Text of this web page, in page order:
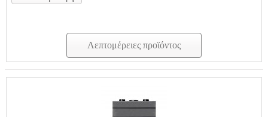
Λεπτομέρειες προϊόντος